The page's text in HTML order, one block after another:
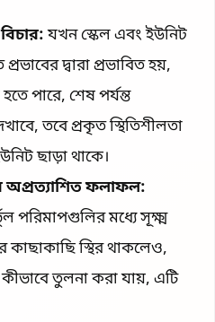
যখন স্কেল এবং ইউনিট
দ্বারা প্রভাবিত হয়,
পারে, শেষ পর্যন্ত
তবে প্রকৃত স্থিতিশীলতা
ছাড়া থাকে।
অপ্রত্যাশিত ফলাফল:
পরিমাপগুলির মধ্যে সূক্ষ্ম
কাছাকাছি স্থির থাকলেও,
তুলনা করা যায়, এটি